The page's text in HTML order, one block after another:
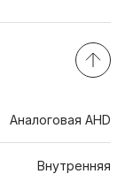
Аналоговая AHD
Внутренняя